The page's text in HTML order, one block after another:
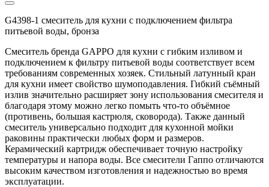
G4398-1 смеситель для кухни с подключением фильтра
питьевой воды, бронза
Смеситель бренда GAPPO для кухни с гибким изливом и
подключением к фильтру питьевой воды соответствует всем
требованиям современных хозяек. Стильный латунный кран
для кухни имеет свойство шумоподавления. Гибкий съёмный
излив значительно расширяет зону использования смесителя и
благодаря этому можно легко помыть что-то объёмное
(противень, большая кастрюля, сковорода). Также данный
смеситель универсально подходит для кухонной мойки
раковины практически любых форм и размеров.
Керамический картридж обеспечивает точную настройку
температуры и напора воды. Все смесители Гаппо отличаются
высоким качеством изготовления и надежностью во время
эксплуатации.